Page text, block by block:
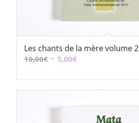
Les chants de la mère volume 2
10,00€ Le
initial
était :
5,00€Le
actuel
est :